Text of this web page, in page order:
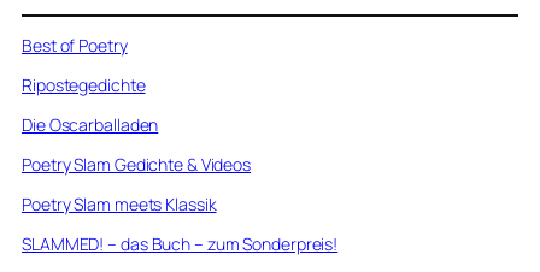
Best of Poetry
Ripostegedichte
Die Oscarballaden
Poetry Slam Gedichte & Videos
Poetry Slam meets Klassik
SLAMMED! – das Buch – zum Sonderpreis!